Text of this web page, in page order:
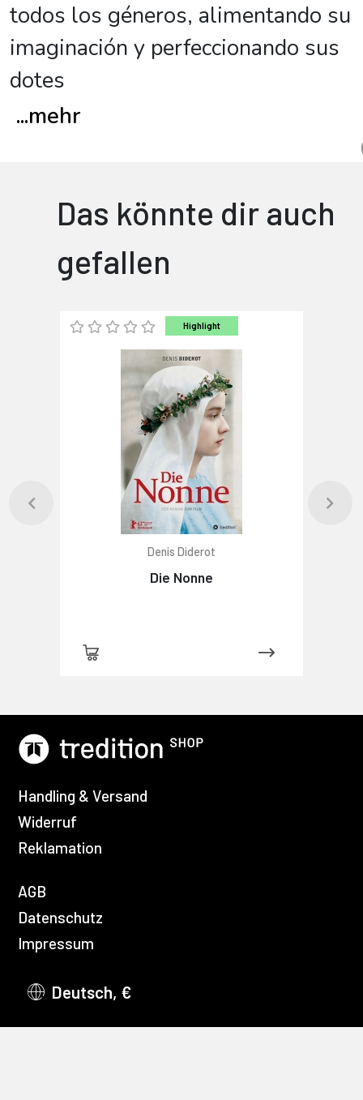
todos los géneros, alimentando su
imaginación y perfeccionando sus
dotes
...mehr
Das könnte dir auch
gefallen
Highlight
Denis Diderot
Die Nonne
Handling & Versand
Widerruf
Reklamation
AGB
Datenschutz
Impressum
Deutsch, €